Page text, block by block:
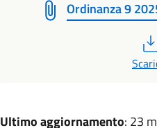
Ordinanza 9
Ultimo aggiornamento: 23